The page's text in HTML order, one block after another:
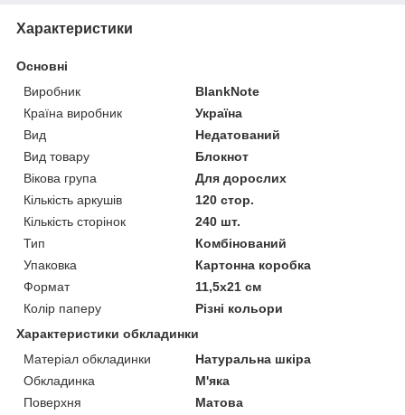
Характеристики
Основні
Виробник
BlankNote
Країна виробник
Україна
Вид
Недатований
Вид товару
Блокнот
Вікова група
Для дорослих
Кількість аркушів
120 стор.
Кількість сторінок
240 шт.
Тип
Комбінований
Упаковка
Картонна коробка
Формат
11,5х21 см
Колір паперу
Різні кольори
Характеристики обкладинки
Матеріал обкладинки
Натуральна шкіра
Обкладинка
М'яка
Поверхня
Матова